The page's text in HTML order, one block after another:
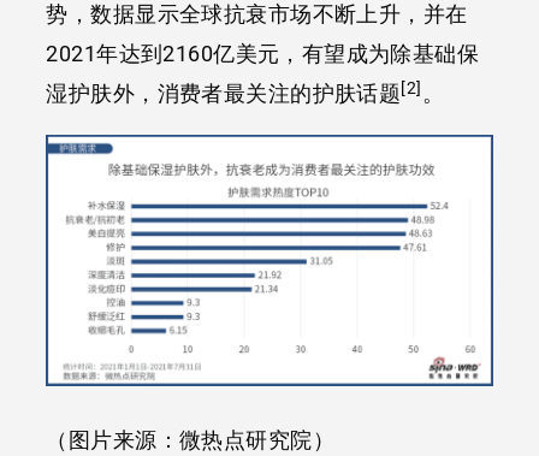
势，数据显示全球抗衰市场不断上升，并在
2021年达到2160亿美元，有望成为除基础保
湿护肤外，消费者最关注的护肤话题[2]。
（图片来源：微热点研究院）